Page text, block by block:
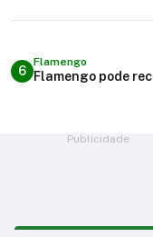
6
Flamengo
Flamengo pode
Publicidade